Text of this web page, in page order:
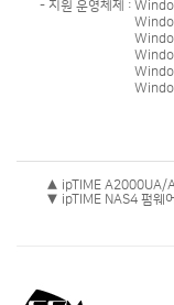
- 지원 운영체제 :
▲ ipTIME A2000UA/
▼ ipTIME NAS4 펌웨